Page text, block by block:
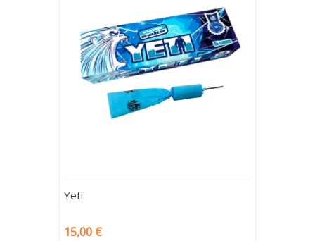
Yeti
15,00 €